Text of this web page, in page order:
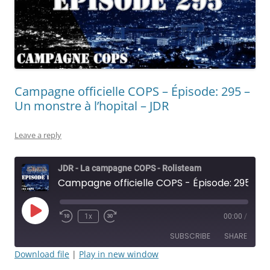
Campagne officielle COPS – Épisode: 295 –
Un monstre à l’hopital – JDR
Leave a reply
JDR - La campagne COPS - Rolisteam
Play
Episode
Rewind
1x
Fast
seconds
00:00 /
SUBSCRIBE SHARE
Download file | Play in new window